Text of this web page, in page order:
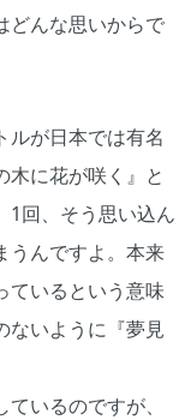
どんな思いからで
ルが日本では有名
木に花が咲く』と
1回、そう思い込ん
うんですよ。本来
ているという意味
ないように『夢見
いるのですが、